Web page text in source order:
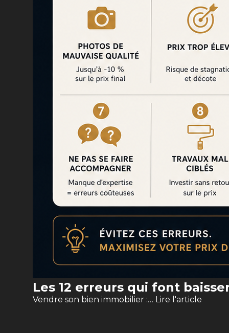
Les 12 erreurs qui font
Vendre son bien immobilier :… Lire l'article